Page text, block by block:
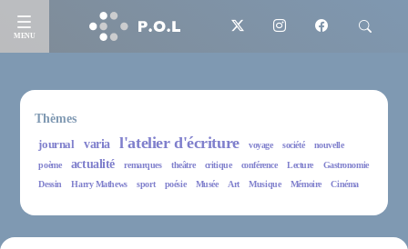
MENU
Thèmes
journal
varia l'atelier d'écriture voyage société
nouvelle
poème
actualité remarques theâtre critique conférence Lecture
Gastronomie
Dessin
Harry Mathews sport poésie Musée Art Musique Mémoire Cinéma